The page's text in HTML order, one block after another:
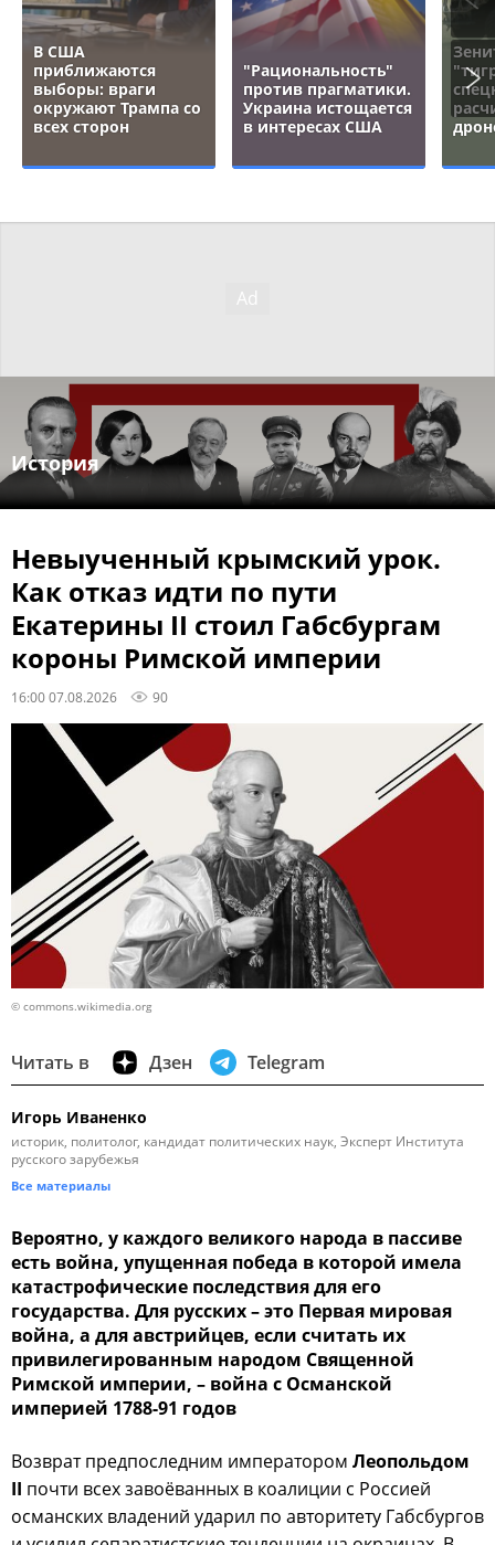
В США
приближаются
выборы: враги
окружают Трампа со
всех сторон
"Рациональность"
против прагматики.
Украина истощается
в интересах США
История
Невыученный крымский урок.
Как отказ идти по пути
Екатерины II стоил Габсбургам
короны Римской империи
16:00 07.08.2026 90
© commons.wikimedia.org
Читать в Дзен Telegram
Игорь Иваненко
историк, политолог, кандидат политических наук, Эксперт Института
русского зарубежья
Все материалы
Вероятно, у каждого великого народа в пассиве
есть война, упущенная победа в которой имела
катастрофические последствия для его
государства. Для русских – это Первая мировая
война, а для австрийцев, если считать их
привилегированным народом Священной
Римской империи, – война с Османской
империей 1788-91 годов
Возврат предпоследним императором Леопольдом
II почти всех завоёванных в коалиции с Россией
османских владений ударил по авторитету Габсбургов